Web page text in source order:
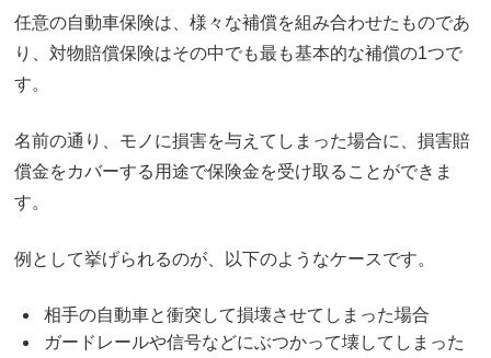
任意の自動車保険は、様々な補償を組み合わせたものであ
り、対物賠償保険はその中でも最も基本的な補償の1つで
す。
名前の通り、モノに損害を与えてしまった場合に、損害賠
償金をカバーする用途で保険金を受け取ることができま
す。
例として挙げられるのが、以下のようなケースです。
相手の自動車と衝突して損壊させてしまった場合
ガードレールや信号などにぶつかって壊してしまった